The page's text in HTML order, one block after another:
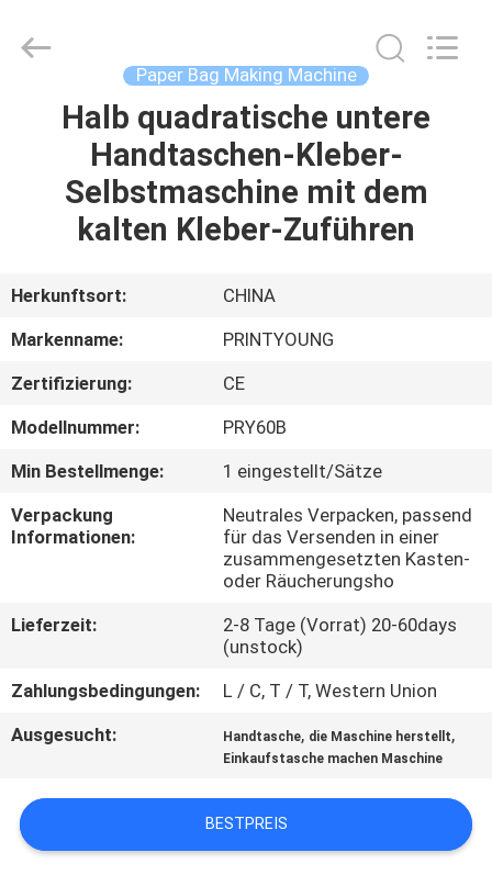
HAUS
PRODUKTE
ÜBER
FABRIK-
AUSFLUG
QUALITÄTSKONTROLLE
TRETEN
MIT
UNS
VERBINDUNG
Industry
Co.,Ltd.
Paper Bag Making Machine
Halb quadratische untere
Handtaschen-Kleber-
Selbstmaschine mit dem
kalten Kleber-Zuführen
Herkunftsort:
CHINA
Markenname:
PRINTYOUNG
Zertifizierung:
CE
Modellnummer:
PRY60B
Min Bestellmenge:
1 eingestellt/Sätze
Verpackung
Informationen:
Neutrales Verpacken, passend
für das Versenden in einer
zusammengesetzten Kasten-
oder Räucherungsho
Lieferzeit:
2-8 Tage (Vorrat) 20-60days
(unstock)
Zahlungsbedingungen:
L / C, T / T, Western Union
Ausgesucht:
Handtasche, die Maschine herstellt,
Einkaufstasche machen Maschine
BESTPREIS